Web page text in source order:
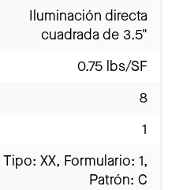
Iluminación directa
cuadrada de 3.5"
0.75 lbs/SF
8
1
Tipo: XX, Formulario: 1,
Patrón: C